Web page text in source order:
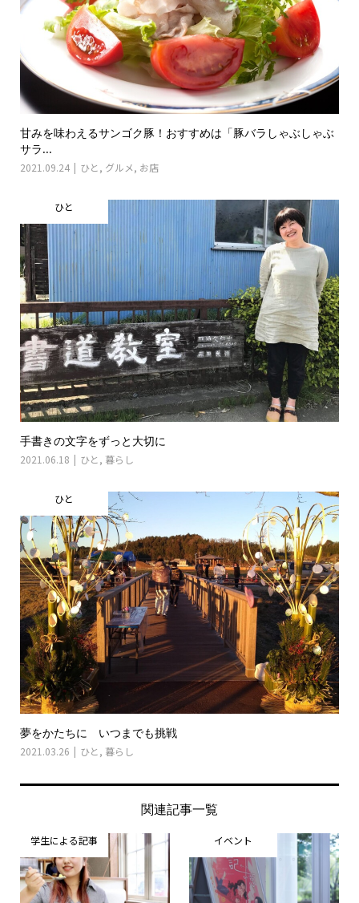
甘みを味わえるサンゴク豚！おすすめは「豚バラしゃぶしゃぶ
サラ...
2021.09.24 ひと , グルメ, お店
ひと
手書きの文字をずっと大切に
2021.06.18 ひと , 暮らし
ひと
夢をかたちに いつまでも挑戦
2021.03.26 ひと , 暮らし
関連記事一覧
学生による記事 イベント